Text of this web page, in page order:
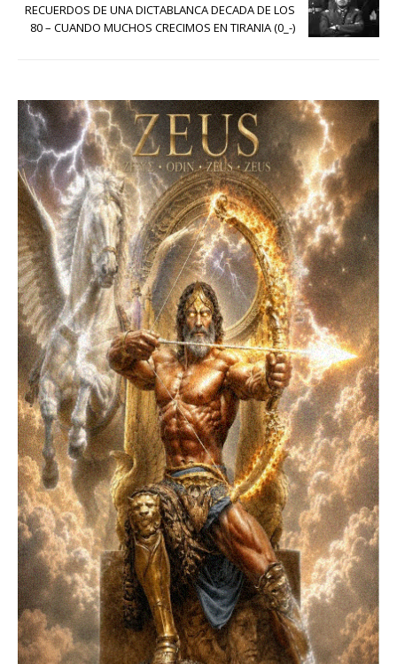
RECUERDOS DE UNA DICTABLANCA DECADA DE LOS
80 – CUANDO MUCHOS CRECIMOS EN TIRANIA (0_-)